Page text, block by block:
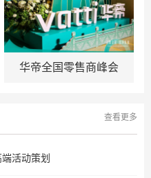
华帝全国零售商峰会
查看更多
活动策划